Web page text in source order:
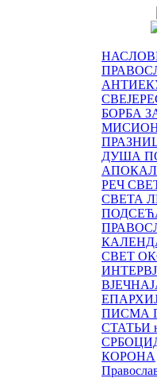
БОРБА
ДУША
РЕЧ
СВЕТА
СВЕТ
ПИСМА
СТАТЬИ
КОРОНА